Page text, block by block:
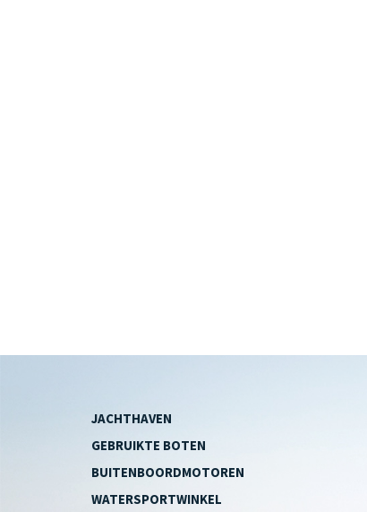
JACHTHAVEN
GEBRUIKTE BOTEN
BUITENBOORDMOTOREN
WATERSPORTWINKEL